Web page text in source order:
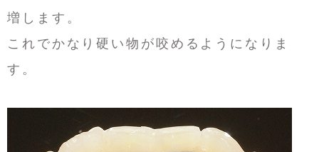
増します。
これでかなり硬い物が咬めるようになりま
す。